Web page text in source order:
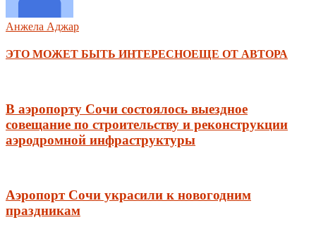
Анжела Аджар
ЭТО МОЖЕТ БЫТЬ ИНТЕРЕСНОЕЩЕ ОТ АВТОРА
В аэропорту Сочи состоялось выездное
совещание по строительству и реконструкции
аэродромной инфраструктуры
Аэропорт Сочи украсили к новогодним
праздникам